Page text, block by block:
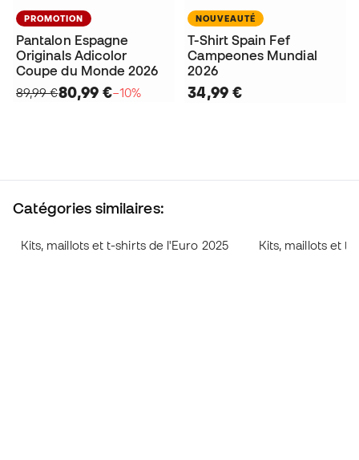
PROMOTION
Pantalon Espagne
Originals Adicolor
Coupe du Monde 2026
89,99 €80,99 €−10%
NOUVEAUTÉ
T-Shirt Spain Fef
Campeones Mundial
2026
34,99 €
Catégories similaires:
Kits, maillots et t-shirts de l'Euro 2025 Kits, maillots et t-